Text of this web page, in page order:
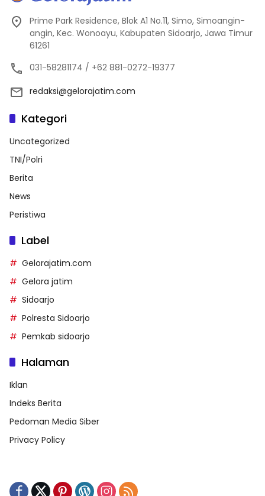
Prime Park Residence, Blok A1 No.11, Simo, Simoangin-
angin, Kec. Wonoayu, Kabupaten Sidoarjo, Jawa Timur
61261
031-58281174 / +62 881-0272-19377
redaksi@gelorajatim.com
Kategori
Uncategorized
TNI/Polri
Berita
News
Peristiwa
Label
Gelorajatim.com
Gelora jatim
Sidoarjo
Polresta Sidoarjo
Pemkab sidoarjo
Halaman
Iklan
Indeks Berita
Pedoman Media Siber
Privacy Policy